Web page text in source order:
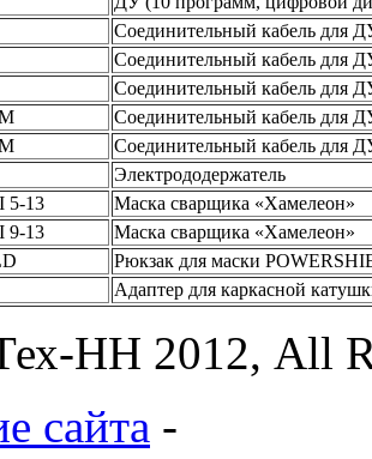
Соединительный кабель для
Соединительный кабель для
Соединительный кабель для
Соединительный кабель для
Соединительный кабель для
Электрододержатель
5-13
Маска сварщика «Хамелеон»
9-13
Маска сварщика «Хамелеон»
Рюкзак для маски
Адаптер для каркасной
НН 2012, All
сайта -